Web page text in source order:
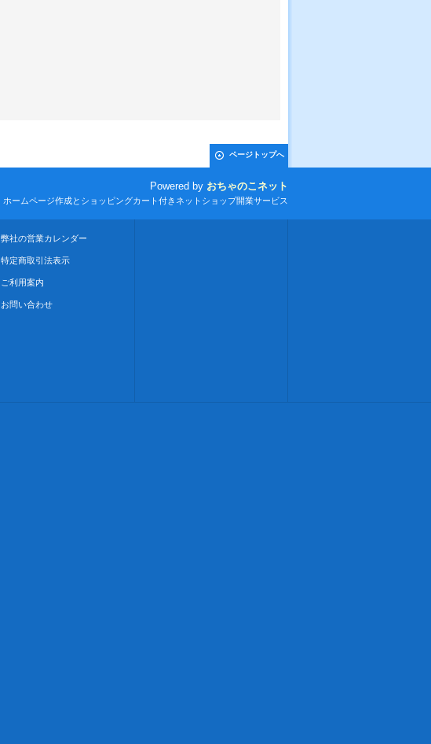
ページトップへ
Powered by おちゃのこネット
ホームページ作成とショッピングカート付きネットショップ開業サービス
弊社の営業カレンダー
特定商取引法表示
ご利用案内
お問い合わせ